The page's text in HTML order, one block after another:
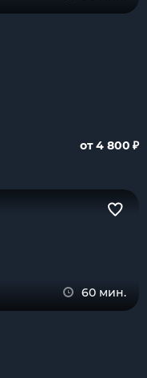
от 4 800 ₽
60 мин.